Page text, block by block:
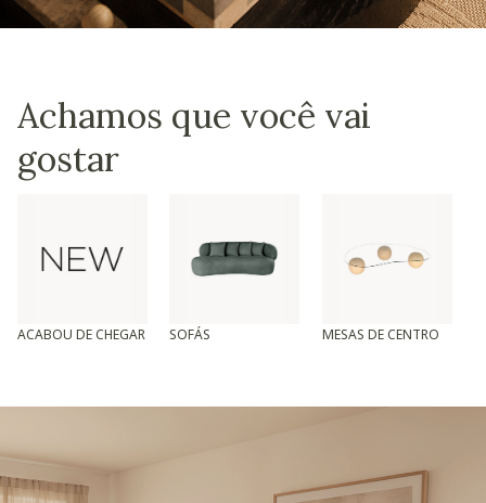
Achamos que você vai
gostar
ACABOU DE CHEGAR SOFÁS MESAS DE CENTRO